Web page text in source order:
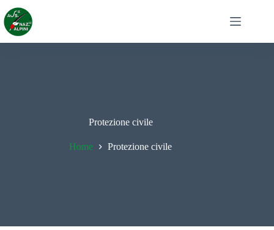
al
contenuto
Protezione civile
Home Protezione civile